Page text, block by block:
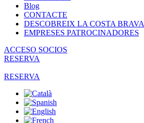
Blog
CONTACTE
DESCOBREIX LA COSTA BRAVA
EMPRESES PATROCINADORES
ACCESO SOCIOS
RESERVA
RESERVA